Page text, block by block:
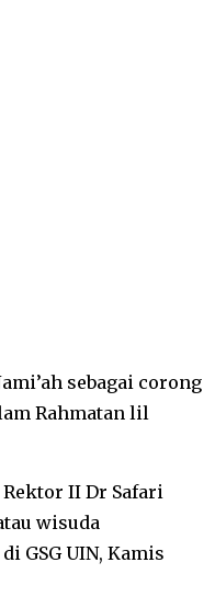
sebagai corong
Rahmatan lil
II Dr Safari
wisuda
GSG UIN, Kamis